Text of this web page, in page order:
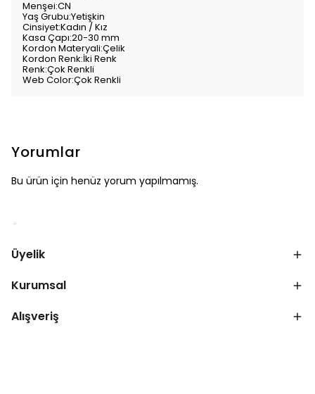
Menşei:CN
Yaş Grubu:Yetişkin
Cinsiyet:Kadın / Kız
Kasa Çapı:20-30 mm
Kordon Materyali:Çelik
Kordon Renk:İki Renk
Renk:Çok Renkli
Web Color:Çok Renkli
Yorumlar
Bu ürün için henüz yorum yapılmamış.
Üyelik
Kurumsal
Alışveriş